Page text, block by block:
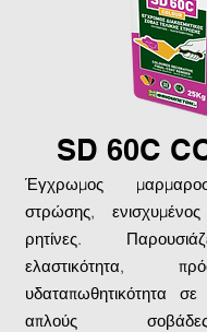
SD 60C
Έγχρωμος
στρώσης,
ρητίνες.
ελαστικότητα,
υδαταπωθητικότητα
απλούς